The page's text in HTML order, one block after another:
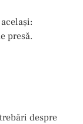
presă.
despre